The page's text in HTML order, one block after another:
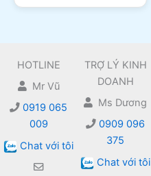
HOTLINE
Mr Vũ
0919 065
009
Chat với tôi
TRỢ LÝ KINH
DOANH
Ms Dương
0909 096
375
Chat với tôi